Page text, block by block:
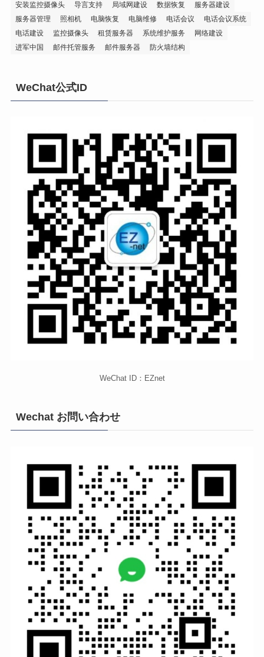
安装监控摄像头
导言支持 局域网建设 数据恢复
服务器建设
服务器管理
照相机 电脑恢复 电脑维修 电话会议
电话会议系统
电话建设
监控摄像头 租赁服务器 系统维护服务
网络建设
进军中国
邮件托管服务 邮件服务器 防火墙结构
WeChat公式ID
WeChat ID：EZnet
Wechat お問い合わせ